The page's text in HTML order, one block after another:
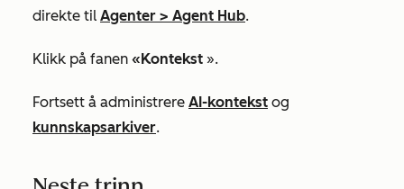
direkte til Agenter > Agent Hub.
Klikk på fanen «Kontekst ».
Fortsett å administrere AI-kontekst og
kunnskapsarkiver.